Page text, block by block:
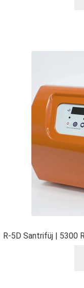
R-5D Santrifüj | 5300